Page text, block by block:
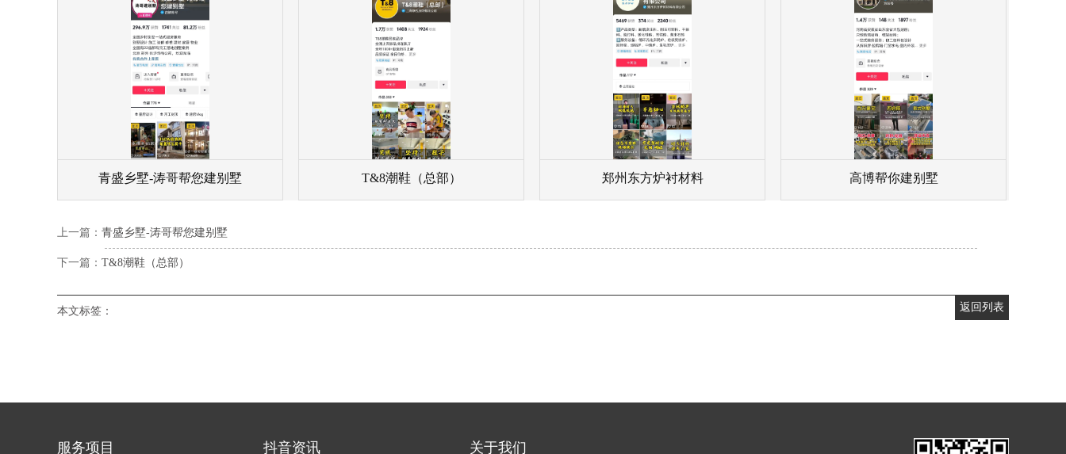
青盛乡墅-涛哥帮您建别墅 T&8潮鞋（总部） 郑州东方炉衬材料 高博帮你建别墅
上一篇： 青盛乡墅-涛哥帮您建别墅
下一篇： T&8潮鞋（总部）
返回列表
本文标签：
服务项目 抖音资讯 关于我们